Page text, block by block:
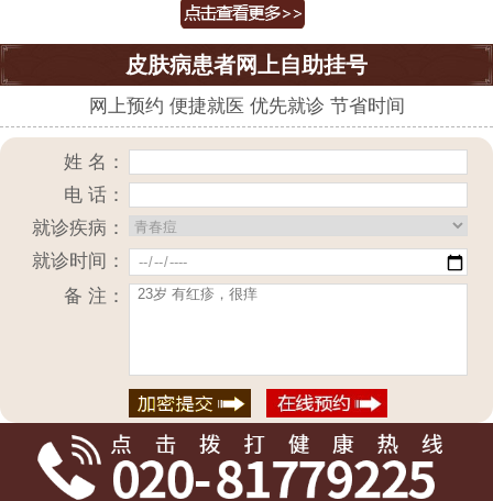
皮肤病患者网上自助挂号
网上预约 便捷就医 优先就诊 节省时间
姓 名：
电 话：
就诊疾病：
就诊时间：
备 注：